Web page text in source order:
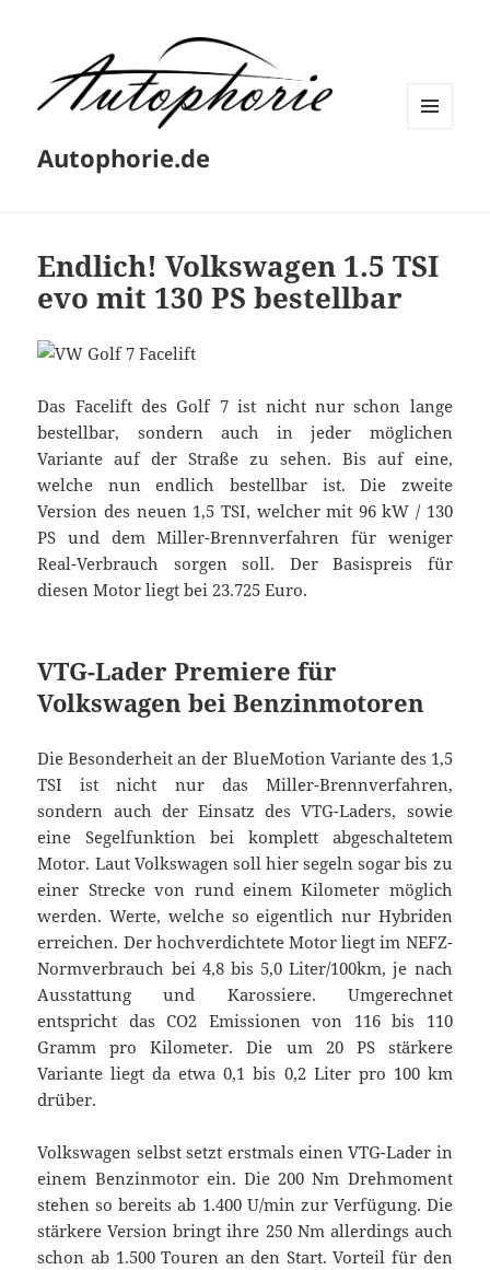
Autophorie.de
Endlich! Volkswagen 1.5 TSI
evo mit 130 PS bestellbar
Das Facelift des Golf 7 ist nicht nur schon lange
bestellbar, sondern auch in jeder möglichen
Variante auf der Straße zu sehen. Bis auf eine,
welche nun endlich bestellbar ist. Die zweite
Version des neuen 1,5 TSI, welcher mit 96 kW / 130
PS und dem Miller-Brennverfahren für weniger
Real-Verbrauch sorgen soll. Der Basispreis für
diesen Motor liegt bei 23.725 Euro.
VTG-Lader Premiere für
Volkswagen bei Benzinmotoren
Die Besonderheit an der BlueMotion Variante des 1,5
TSI ist nicht nur das Miller-Brennverfahren,
sondern auch der Einsatz des VTG-Laders, sowie
eine Segelfunktion bei komplett abgeschaltetem
Motor. Laut Volkswagen soll hier segeln sogar bis zu
einer Strecke von rund einem Kilometer möglich
werden. Werte, welche so eigentlich nur Hybriden
erreichen. Der hochverdichtete Motor liegt im NEFZ-
Normverbrauch bei 4,8 bis 5,0 Liter/100km, je nach
Ausstattung und Karossiere. Umgerechnet
entspricht das CO2 Emissionen von 116 bis 110
Gramm pro Kilometer. Die um 20 PS stärkere
Variante liegt da etwa 0,1 bis 0,2 Liter pro 100 km
drüber.
Volkswagen selbst setzt erstmals einen VTG-Lader in
einem Benzinmotor ein. Die 200 Nm Drehmoment
stehen so bereits ab 1.400 U/min zur Verfügung. Die
stärkere Version bringt ihre 250 Nm allerdings auch
schon ab 1.500 Touren an den Start. Vorteil für den